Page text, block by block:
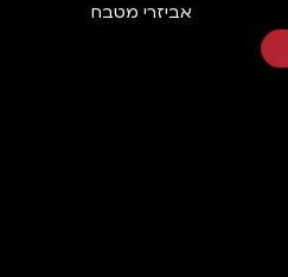
אביזרי מטבח